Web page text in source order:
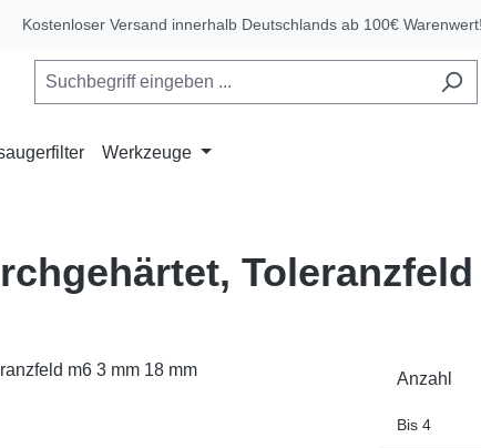
Kostenloser Versand innerhalb Deutschlands ab 100€ Warenwert!
Werkzeuge
Anzahl
Bis 4